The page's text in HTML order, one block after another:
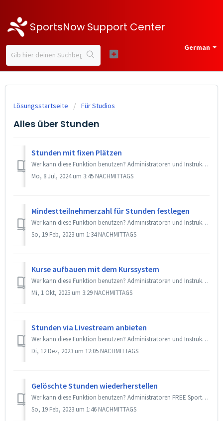
SportsNow Support Center
German
Lösungsstartseite Für Studios
Alles über Stunden
Stunden mit fixen Plätzen
Wer kann diese Funktion benutzen? Administratoren und Instruktoren + Back office FREE Mit SportsNow kannst du deine Stunden so einstellen, dass deine M...
Mo, 8 Jul, 2024 um 3:45 NACHMITTAGS
Mindestteilnehmerzahl für Stunden festlegen
Wer kann diese Funktion benutzen? Administratoren und Instruktoren + Back office Premium MAX / Add-On «Mindestteilnehmerzahl» SportsNow bietet dir die ...
So, 19 Feb, 2023 um 1:34 NACHMITTAGS
Kurse aufbauen mit dem Kurssystem
Wer kann diese Funktion benutzen? Administratoren und Instruktoren + Back office Premium MAX / Add-On «Kurssystem» SportsNow bietet dir die Möglichkei...
Mi, 1 Okt, 2025 um 3:29 NACHMITTAGS
Stunden via Livestream anbieten
Wer kann diese Funktion benutzen? Administratoren und Instruktoren + Back office FREE Mit SportsNow kannst du Links zu deinen Livestreams direkt bei de...
Di, 12 Dez, 2023 um 12:05 NACHMITTAGS
Gelöschte Stunden wiederherstellen
Wer kann diese Funktion benutzen? Administratoren FREE SportsNow bietet dir die Möglichkeit, rasch und einfach gelöschte Stunden wiederherzustellen. We...
So, 19 Feb, 2023 um 1:46 NACHMITTAGS